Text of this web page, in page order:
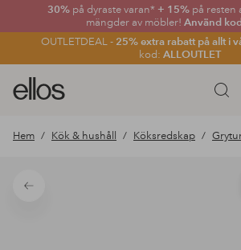
30% på dyraste varan* + 15% på resten
mängder av möbler! Använd
OUTLETDEAL - 25% extra rabatt på allt i
kod: ALLOUTLET
Sök
Ellos
logotyp
gå
förstasidan
Hem Kök & hushåll Köksredskap
Tillbaka